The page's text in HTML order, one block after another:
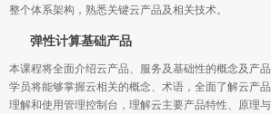
整个体系架构，熟悉关键云产品及相关技术。
本课程将全面介绍云产品、服务及基础性的概念及产
学员将能够掌握云相关的概念、术语，全面了解云产
理解和使用管理控制台，理解云主要产品特性、原理
弹性计算基础产品